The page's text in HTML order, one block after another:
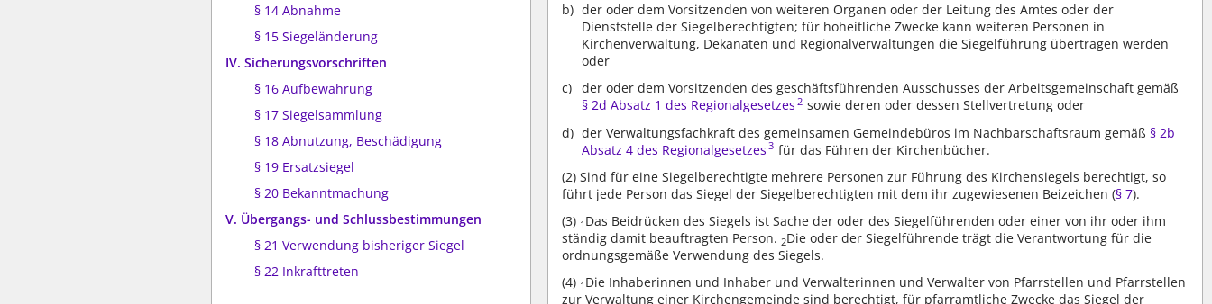
§ 14 Abnahme
§ 15 Siegeländerung
IV. Sicherungsvorschriften
§ 16 Aufbewahrung
§ 17 Siegelsammlung
§ 18 Abnutzung, Beschädigung
§ 19 Ersatzsiegel
§ 20 Bekanntmachung
V. Übergangs- und Schlussbestimmungen
§ 21 Verwendung bisheriger Siegel
§ 22 Inkrafttreten
der oder dem Vorsitzenden von weiteren Organen oder der Leitung des Amtes oder der
Dienststelle der Siegelberechtigten; für hoheitliche Zwecke kann weiteren Personen in
Kirchenverwaltung, Dekanaten und Regionalverwaltungen die Siegelführung übertragen werden
oder
der oder dem Vorsitzenden des geschäftsführenden Ausschusses der Arbeitsgemeinschaft gemäß
§ 2d Absatz 1 des Regionalgesetzes 2 sowie deren oder dessen Stellvertretung oder
der Verwaltungsfachkraft des gemeinsamen Gemeindebüros im Nachbarschaftsraum gemäß § 2b
Absatz 4 des Regionalgesetzes 3 für das Führen der Kirchenbücher.
(2) Sind für eine Siegelberechtigte mehrere Personen zur Führung des Kirchensiegels berechtigt, so
führt jede Person das Siegel der Siegelberechtigten mit dem ihr zugewiesenen Beizeichen (§ 7).
(3) 1 Das Beidrücken des Siegels ist Sache der oder des Siegelführenden oder einer von ihr oder ihm
ständig damit beauftragten Person. 2Die oder der Siegelführende trägt die Verantwortung für die
ordnungsgemäße Verwendung des Siegels.
(4) 1 Die Inhaberinnen und Inhaber und Verwalterinnen und Verwalter von Pfarrstellen und Pfarrstellen
zur Verwaltung einer Kirchengemeinde sind berechtigt, für pfarramtliche Zwecke das Siegel der